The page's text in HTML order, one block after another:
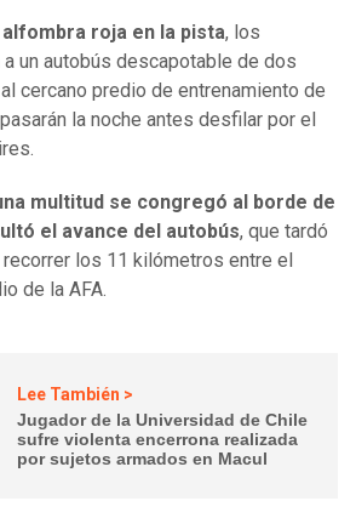
alfombra roja en la pista, los
un autobús descapotable de dos
cercano predio de entrenamiento de
la noche antes desfilar por el
multitud se congregó al borde de
el avance del autobús, que tardó
recorrer los 11 kilómetros entre el
de la AFA.
Lee También >
Jugador de la Universidad de Chile
sufre violenta encerrona realizada
por sujetos armados en Macul